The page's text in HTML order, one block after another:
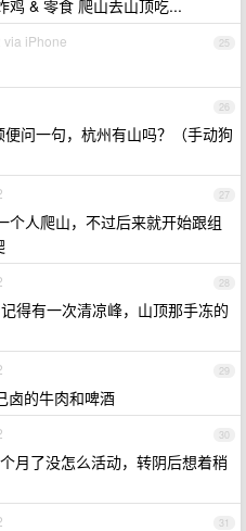
鸡 & 零食 爬山去山顶吃...
25
via iPhone
26
问一句，杭州有山吗？（手动狗
27
个人爬山，不过后来就开始跟组
28
得有一次清凉峰，山顶那手冻的
29
卤的牛肉和啤酒
30
月了没怎么活动，转阴后想着稍
31